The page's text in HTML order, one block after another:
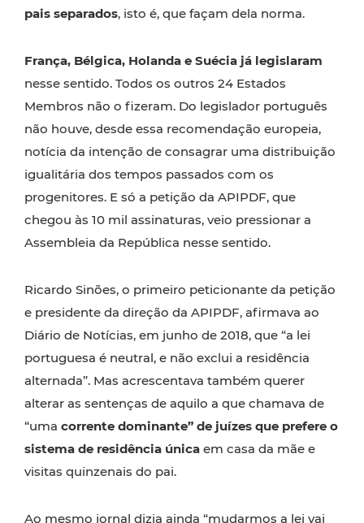
pais separados, isto é, que façam dela norma.
França, Bélgica, Holanda e Suécia já legislaram
nesse sentido. Todos os outros 24 Estados
Membros não o fizeram. Do legislador português
não houve, desde essa recomendação europeia,
notícia da intenção de consagrar uma distribuição
igualitária dos tempos passados com os
progenitores. E só a petição da APIPDF, que
chegou às 10 mil assinaturas, veio pressionar a
Assembleia da República nesse sentido.
Ricardo Sinões, o primeiro peticionante da petição
e presidente da direção da APIPDF, afirmava ao
Diário de Notícias, em junho de 2018, que “a lei
portuguesa é neutral, e não exclui a residência
alternada”. Mas acrescentava também querer
alterar as sentenças de aquilo a que chamava de
“uma corrente dominante” de juízes que prefere o
sistema de residência única em casa da mãe e
visitas quinzenais do pai.
Ao mesmo jornal dizia ainda “mudarmos a lei vai